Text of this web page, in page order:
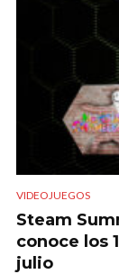
VIDEOJUEGOS
Steam
conoce los
julio